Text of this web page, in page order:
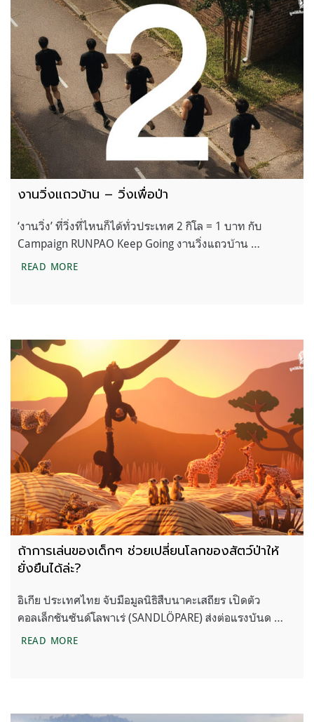
งานวิ่งแถวบ้าน – วิ่งเพื่อป่า
‘งานวิ่ง’ ที่วิ่งที่ไหนก็ได้ทั่วประเทศ 2 กิโล = 1 บาท กับ
Campaign RUNPAO Keep Going งานวิ่งแถวบ้าน …
READ MOREงานวิ่งแถวบ้าน – วิ่งเพื่อป่า
ถ้าการเล่นของเด็กๆ ช่วยเปลี่ยนโลกของสัตว์ป่าให้
ยั่งยืนได้ล่ะ?
อิเกีย ประเทศไทย จับมือมูลนิธิสืบนาคะเสถียร เปิดตัว
คอลเล็กชันซันด์โลพาเร่ (SANDLÖPARE) ส่งต่อแรงบันด …
READ MOREถ้าการเล่นของเด็กๆ ช่วยเปลี่ยนโลกของสัตว์ป่าให้ยั่งยื